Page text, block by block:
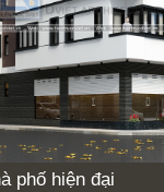
phố hiện đại